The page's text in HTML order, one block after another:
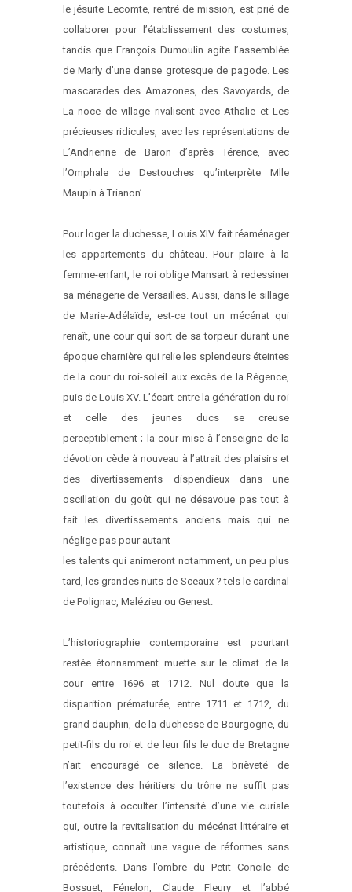
le jésuite Lecomte, rentré de mission, est prié de
collaborer pour l’établissement des costumes,
tandis que François Dumoulin agite l’assemblée
de Marly d’une danse grotesque de pagode. Les
mascarades des Amazones, des Savoyards, de
La noce de village rivalisent avec Athalie et Les
précieuses ridicules, avec les représentations de
L’Andrienne de Baron d’après Térence, avec
l’Omphale de Destouches qu’interprète Mlle
Maupin à Trianon’
Pour loger la duchesse, Louis XIV fait réaménager
les appartements du château. Pour plaire à la
femme-enfant, le roi oblige Mansart à redessiner
sa ménagerie de Versailles. Aussi, dans le sillage
de Marie-Adélaïde, est-ce tout un mécénat qui
renaît, une cour qui sort de sa torpeur durant une
époque charnière qui relie les splendeurs éteintes
de la cour du roi-soleil aux excès de la Régence,
puis de Louis XV. L’écart entre la génération du roi
et celle des jeunes ducs se creuse
perceptiblement ; la cour mise à l’enseigne de la
dévotion cède à nouveau à l’attrait des plaisirs et
des divertissements dispendieux dans une
oscillation du goût qui ne désavoue pas tout à
fait les divertissements anciens mais qui ne
néglige pas pour autant
les talents qui animeront notamment, un peu plus
tard, les grandes nuits de Sceaux ? tels le cardinal
de Polignac, Malézieu ou Genest.
L’historiographie contemporaine est pourtant
restée étonnamment muette sur le climat de la
cour entre 1696 et 1712. Nul doute que la
disparition prématurée, entre 1711 et 1712, du
grand dauphin, de la duchesse de Bourgogne, du
petit-fils du roi et de leur fils le duc de Bretagne
n’ait encouragé ce silence. La brièveté de
l’existence des héritiers du trône ne suffit pas
toutefois à occulter l’intensité d’une vie curiale
qui, outre la revitalisation du mécénat littéraire et
artistique, connaît une vague de réformes sans
précédents. Dans l’ombre du Petit Concile de
Bossuet, Fénelon, Claude Fleury et l’abbé